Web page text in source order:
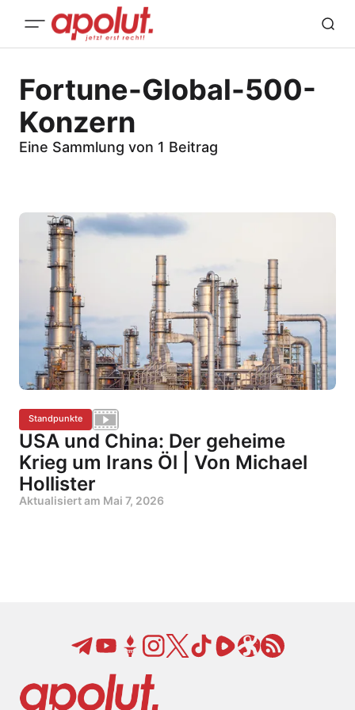
Fortune-Global-500-
Konzern
Eine Sammlung von 1 Beitrag
Standpunkte
USA und China: Der geheime
Krieg um Irans Öl | Von Michael
Hollister
Aktualisiert am Mai 7, 2026